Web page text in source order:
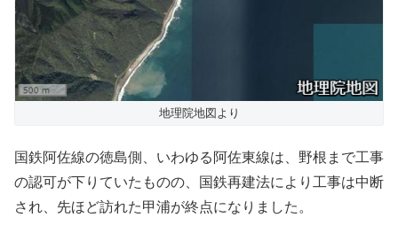
地理院地図より
国鉄阿佐線の徳島側、いわゆる阿佐東線は、野根まで工事
の認可が下りていたものの、国鉄再建法により工事は中断
され、先ほど訪れた甲浦が終点になりました。